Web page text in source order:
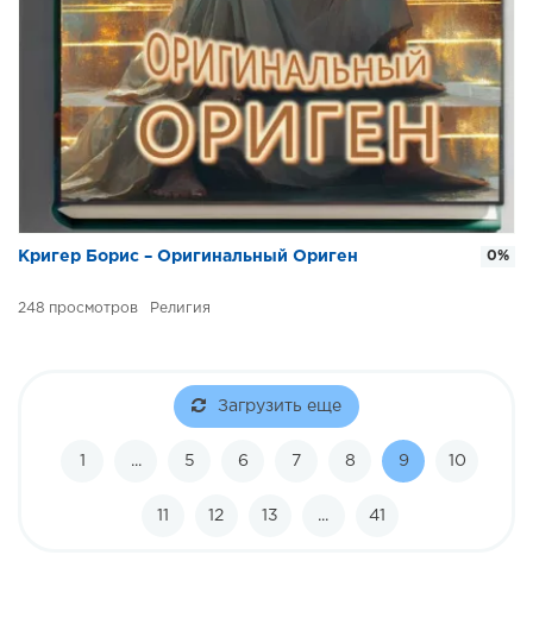
Кригер Борис – Оригинальный Ориген
248 Религия
0%
Загрузить еще
1 ... 5 6 7 8 9 10
11 12 13 ... 41